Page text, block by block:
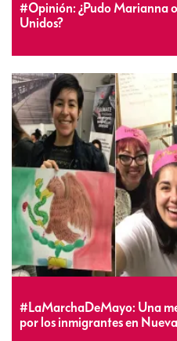
#Opinión: ¿Pudo Marianna
Unidos?
#LaMarchaDeMayo: Una
por los inmigrantes en